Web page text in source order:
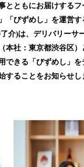
とともにお届けする
「びずめし」を運営
介)は、デリバリーサ
本社：東京都渋谷区
できる「びずめし」
することをお知らせし